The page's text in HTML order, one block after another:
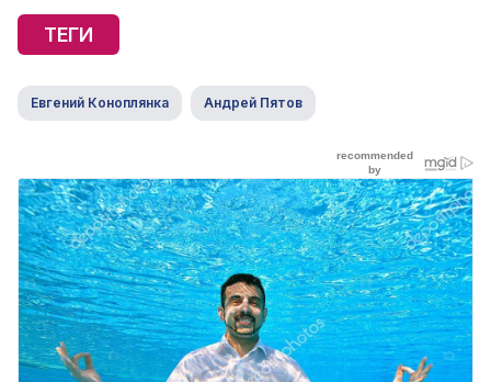
ТЕГИ
Евгений Коноплянка Андрей Пятов